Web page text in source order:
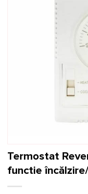
Termostat
functie